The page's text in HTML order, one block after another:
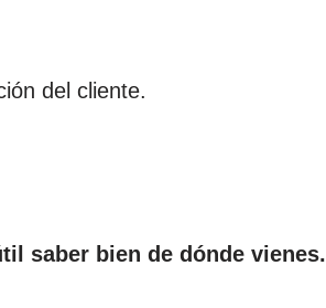
del cliente.
saber bien de dónde vienes.